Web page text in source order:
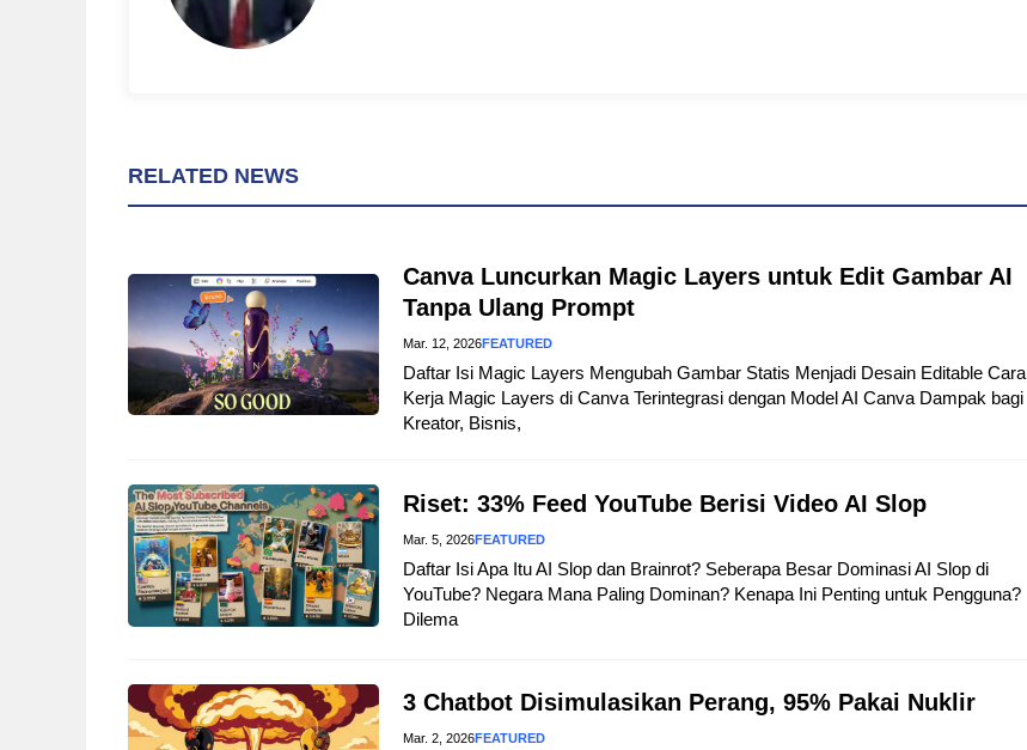
RELATED NEWS
Canva Luncurkan Magic Layers untuk Edit Gambar AI
Tanpa Ulang Prompt
Mar. 12, 2026FEATURED
Daftar Isi Magic Layers Mengubah Gambar Statis Menjadi Desain Editable Cara
Kerja Magic Layers di Canva Terintegrasi dengan Model AI Canva Dampak bagi
Kreator, Bisnis,
Riset: 33% Feed YouTube Berisi Video AI Slop
Mar. 5, 2026FEATURED
Daftar Isi Apa Itu AI Slop dan Brainrot? Seberapa Besar Dominasi AI Slop di
YouTube? Negara Mana Paling Dominan? Kenapa Ini Penting untuk Pengguna?
Dilema
3 Chatbot Disimulasikan Perang, 95% Pakai Nuklir
Mar. 2, 2026FEATURED